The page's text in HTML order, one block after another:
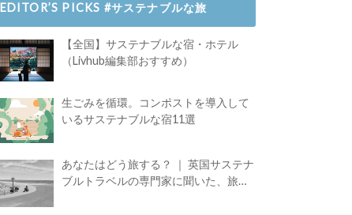
EDITOR’S PICKS #サステナブルな旅
【全国】サステナブルな宿・ホテル
（Livhub編集部おすすめ）
生ごみを循環。コンポストを導入して
いるサステナブルな宿11選
あなたはどう旅する？ ｜ 英国サステナ
ブルトラベルの専門家に聞いた、旅の